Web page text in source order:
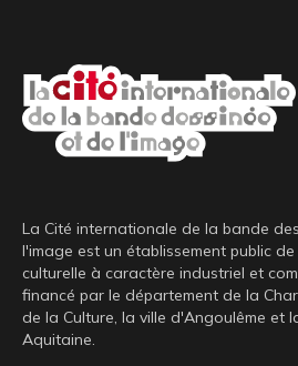
La Cité internationale de la bande
l'image est un établissement public
culturelle à caractère industriel et
financé par le département de la
de la Culture, la ville d'Angoulême et
Aquitaine.